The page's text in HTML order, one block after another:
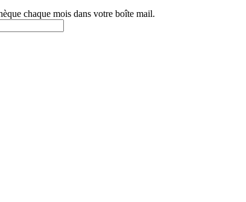
chaque mois dans votre boîte mail.